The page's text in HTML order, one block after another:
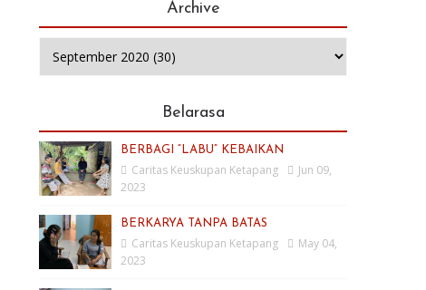
Archive
Belarasa
BERBAGI “LABU” KEBAIKAN
Caritas Keuskupan Ketapang
Jun 09,
2023
BERKARYA TANPA BATAS
Caritas Keuskupan Ketapang
May 04,
2023